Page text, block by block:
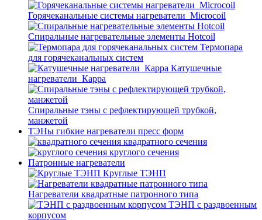
Горячеканальные системы нагреватели_Microcoil
Спиральные нагревательные элементы Hotcoil
Термопара
для горячеканальных систем
Катушечные
нагреватели_Карра
Спиральные тэны с рефлектирующей трубкой,
манжетой
ТЭНы гибкие нагреватели пресс форм
квадратного сечения
круглого сечения
Патронные нагреватели
Круглые ТЭНП
Нагреватели квадратные патронного типа
ТЭНП с раздвоенным
корпусом